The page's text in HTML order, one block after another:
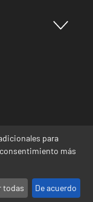
desde el
de forma
errores o
para
más
todas De acuerdo